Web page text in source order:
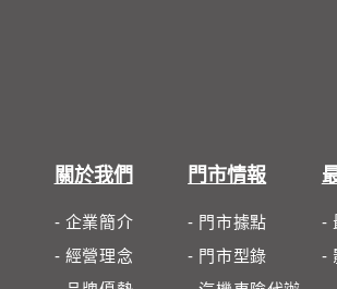
關於我們
- 企業簡介
- 經營理念
門市情報
- 門市據點
- 門市型錄
-
-